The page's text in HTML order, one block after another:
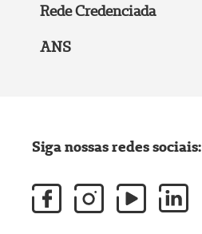
Rede Credenciada
ANS
Siga nossas redes sociais: